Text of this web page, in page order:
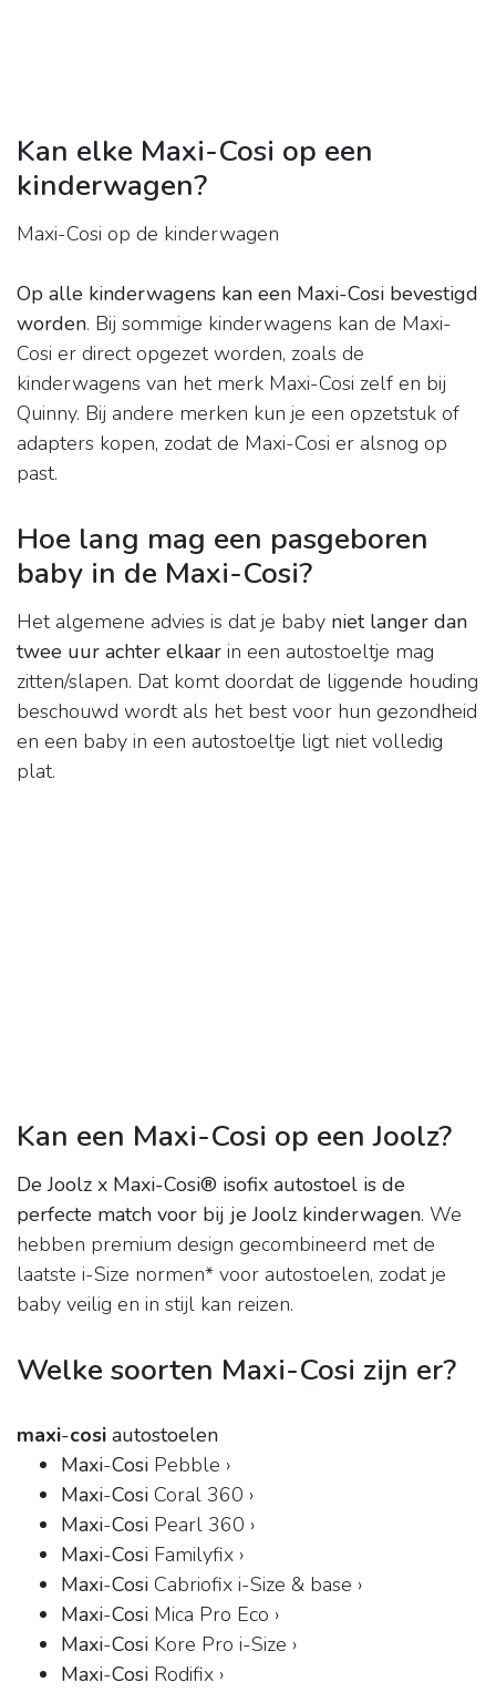
Kan elke Maxi-Cosi op een
kinderwagen?
Maxi-Cosi op de kinderwagen
Op alle kinderwagens kan een Maxi-Cosi bevestigd
worden. Bij sommige kinderwagens kan de Maxi-
Cosi er direct opgezet worden, zoals de
kinderwagens van het merk Maxi-Cosi zelf en bij
Quinny. Bij andere merken kun je een opzetstuk of
adapters kopen, zodat de Maxi-Cosi er alsnog op
past.
Hoe lang mag een pasgeboren
baby in de Maxi-Cosi?
Het algemene advies is dat je baby niet langer dan
twee uur achter elkaar in een autostoeltje mag
zitten/slapen. Dat komt doordat de liggende houding
beschouwd wordt als het best voor hun gezondheid
en een baby in een autostoeltje ligt niet volledig
plat.
Kan een Maxi-Cosi op een Joolz?
De Joolz x Maxi-Cosi®️ isofix autostoel is de
perfecte match voor bij je Joolz kinderwagen. We
hebben premium design gecombineerd met de
laatste i-Size normen* voor autostoelen, zodat je
baby veilig en in stijl kan reizen.
Welke soorten Maxi-Cosi zijn er?
maxi-cosi autostoelen
Maxi-Cosi Pebble ›
Maxi-Cosi Coral 360 ›
Maxi-Cosi Pearl 360 ›
Maxi-Cosi Familyfix ›
Maxi-Cosi Cabriofix i-Size & base ›
Maxi-Cosi Mica Pro Eco ›
Maxi-Cosi Kore Pro i-Size ›
Maxi-Cosi Rodifix ›